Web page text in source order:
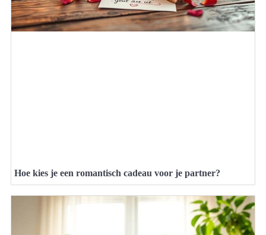
Hoe kies je een romantisch cadeau voor je partner?